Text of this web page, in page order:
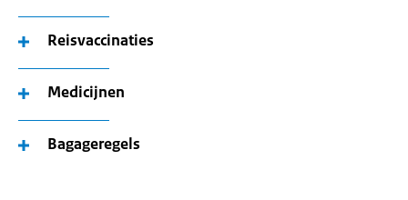
Reisvaccinaties
Medicijnen
Bagageregels